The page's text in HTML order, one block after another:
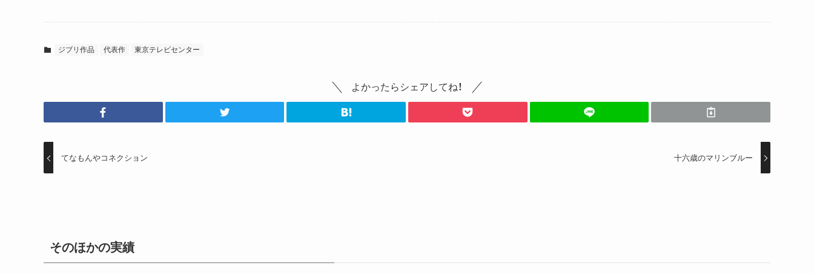
ジブリ作品 代表作 東京テレビセンター
よかったらシェアしてね！
てなもんやコネクション 十六歳のマリンブルー
そのほかの実績